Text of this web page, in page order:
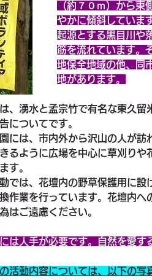
（約７０ｍ）から
やかに傾斜していま
起源とする黒目川や
筋を流れています。
地保全地域の他、同
地があります。
、湧水と孟宗竹で有名な東久留
についてです。
には、市内外から沢山の人が
るように広場を中心に草刈りや
す。
では、花壇内の野草保護用に設
作業を行っています。花壇内へ
はご遠慮ください。
は人手が必要です。自然を愛す
活動内容については、以下の写